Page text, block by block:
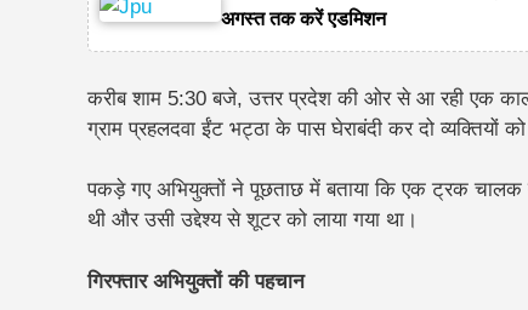
अगस्त तक करें एडमिशन
करीब शाम 5:30 बजे, उत्तर प्रदेश की ओर से आ रही एक
ग्राम प्रहलदवा ईंट भट्ठा के पास घेराबंदी कर दो व्यक्तियों
पकड़े गए अभियुक्तों ने पूछताछ में बताया कि एक ट्रक चालक
थी और उसी उद्देश्य से शूटर को लाया गया था।
गिरफ्तार अभियुक्तों की पहचान